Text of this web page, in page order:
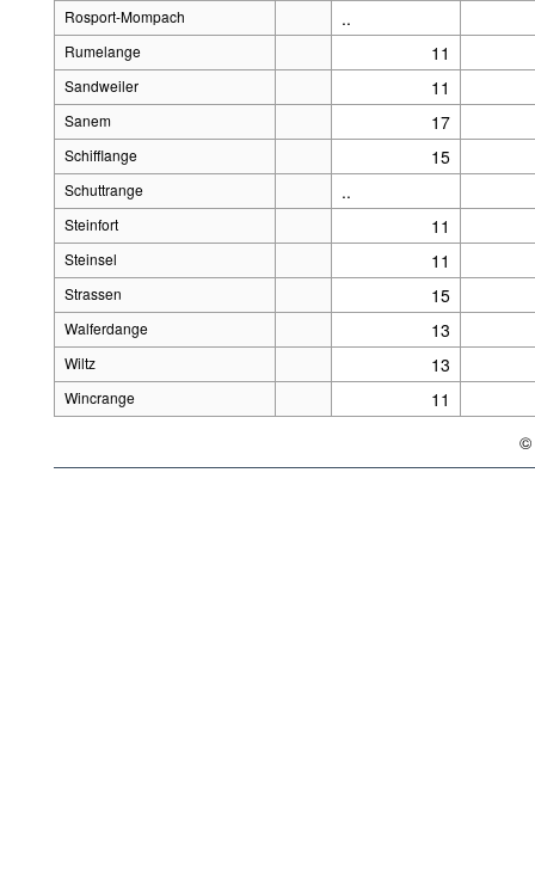
Rosport-Mompach ..
Rumelange 11
Sandweiler 11
Sanem 17
Schifflange 15
Schuttrange ..
Steinfort 11
Steinsel 11
Strassen 15
Walferdange 13
Wiltz 13
Wincrange
11
©